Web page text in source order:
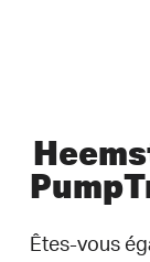
Êtes-vous